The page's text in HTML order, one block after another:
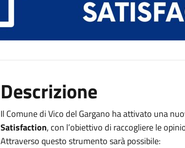
Descrizione
Il Comune di Vico del Gargano ha attivato una
Satisfaction, con l’obiettivo di raccogliere le
Attraverso questo strumento sarà possibile: